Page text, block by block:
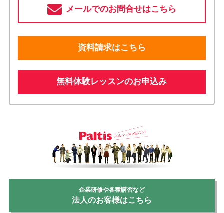
メールでのお問合せはこちら
資料請求はこちら
無料体験レッスンのお申込み
企業研修や各種講習など
法人のお客様はこちら